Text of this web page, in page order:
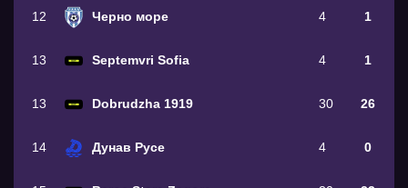
12 Черно море 4 1
13 Septemvri Sofia 4 1
13 Dobrudzha 1919 30 26
14 Дунав Русе 4 0